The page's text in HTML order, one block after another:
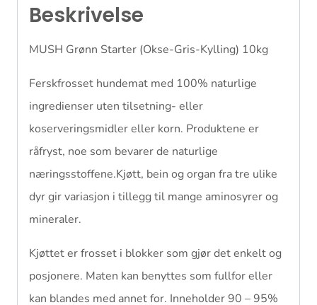
Beskrivelse
MUSH Grønn Starter (Okse-Gris-Kylling) 10kg
Ferskfrosset hundemat med 100% naturlige
ingredienser uten tilsetning- eller
koserveringsmidler eller korn. Produktene er
råfryst, noe som bevarer de naturlige
næringsstoffene.Kjøtt, bein og organ fra tre ulike
dyr gir variasjon i tillegg til mange aminosyrer og
mineraler.
Kjøttet er frosset i blokker som gjør det enkelt og
posjonere. Maten kan benyttes som fullfor eller
kan blandes med annet for. Inneholder 90 – 95%